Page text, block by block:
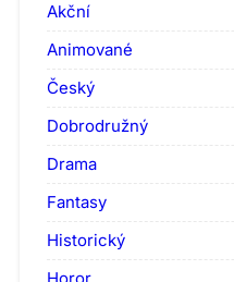
Akční
Animované
Český
Dobrodružný
Drama
Fantasy
Historický